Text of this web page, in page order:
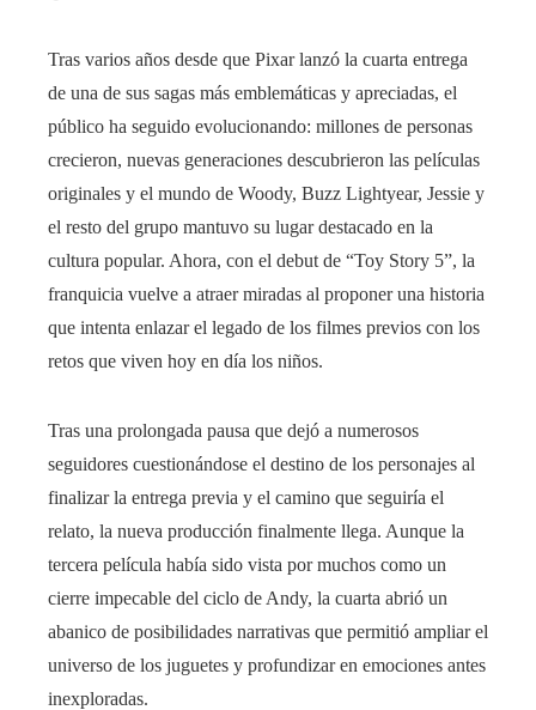
Tras varios años desde que Pixar lanzó la cuarta entrega
de una de sus sagas más emblemáticas y apreciadas, el
público ha seguido evolucionando: millones de personas
crecieron, nuevas generaciones descubrieron las películas
originales y el mundo de Woody, Buzz Lightyear, Jessie y
el resto del grupo mantuvo su lugar destacado en la
cultura popular. Ahora, con el debut de “Toy Story 5”, la
franquicia vuelve a atraer miradas al proponer una historia
que intenta enlazar el legado de los filmes previos con los
retos que viven hoy en día los niños.
Tras una prolongada pausa que dejó a numerosos
seguidores cuestionándose el destino de los personajes al
finalizar la entrega previa y el camino que seguiría el
relato, la nueva producción finalmente llega. Aunque la
tercera película había sido vista por muchos como un
cierre impecable del ciclo de Andy, la cuarta abrió un
abanico de posibilidades narrativas que permitió ampliar el
universo de los juguetes y profundizar en emociones antes
inexploradas.